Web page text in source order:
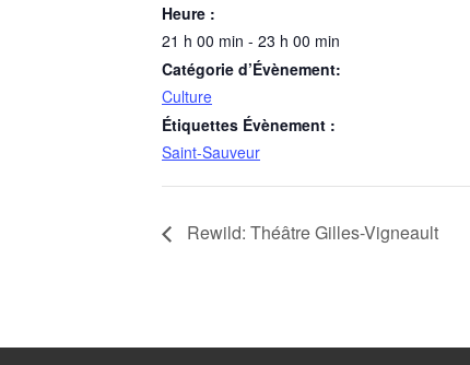
Heure :
21 h 00 min - 23 h 00 min
Catégorie d’Évènement:
Culture
Étiquettes Évènement :
Saint-Sauveur
Rewild: Théâtre Gilles-Vigneault